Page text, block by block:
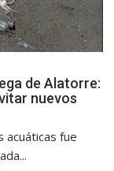
de Alatorre:
nuevos
acuáticas fue